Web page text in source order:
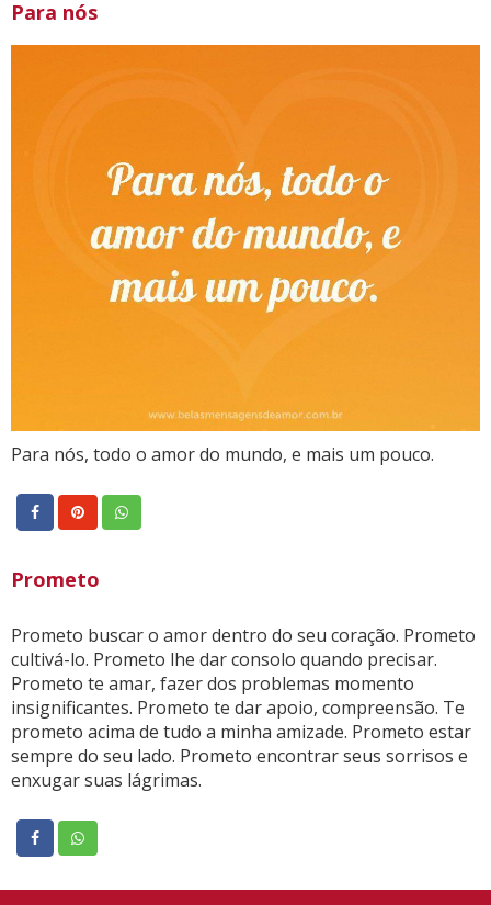
Para nós
Para nós, todo o amor do mundo, e mais um pouco.
Prometo
Prometo buscar o amor dentro do seu coração. Prometo
cultivá-lo. Prometo lhe dar consolo quando precisar.
Prometo te amar, fazer dos problemas momento
insignificantes. Prometo te dar apoio, compreensão. Te
prometo acima de tudo a minha amizade. Prometo estar
sempre do seu lado. Prometo encontrar seus sorrisos e
enxugar suas lágrimas.